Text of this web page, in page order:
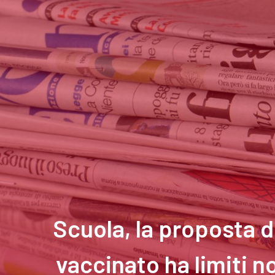
Scuola, la proposta
vaccinato ha limiti